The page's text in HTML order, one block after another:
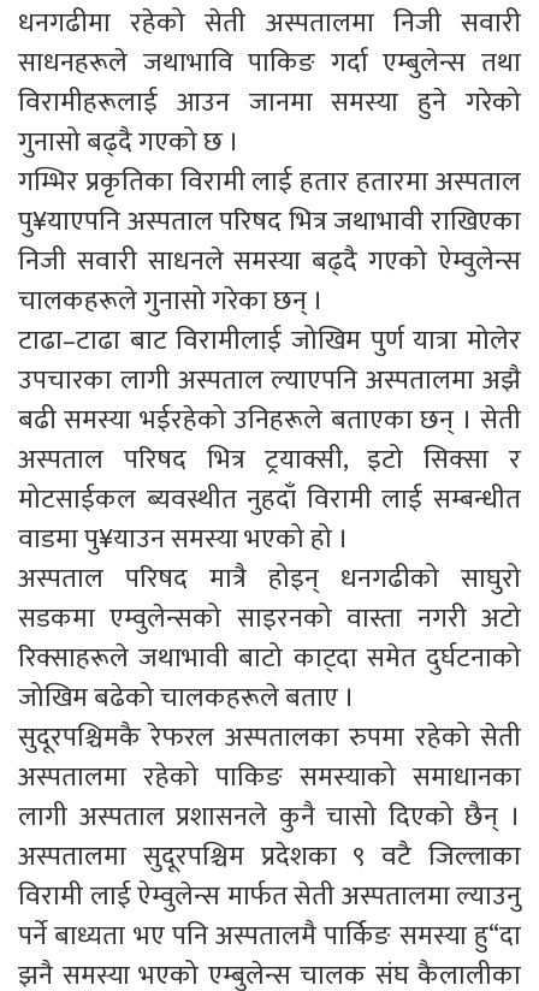
धनगढीमा रहेको सेती अस्पतालमा निजी सवारी
साधनहरूले जथाभावि पाकिङ गर्दा एम्बुलेन्स तथा
विरामीहरूलाई आउन जानमा समस्या हुने गरेको
गुनासो बढ्दै गएको छ ।
गम्भिर प्रकृतिका विरामी लाई हतार हतारमा अस्पताल
पु¥याएपनि अस्पताल परिषद भित्र जथाभावी राखिएका
निजी सवारी साधनले समस्या बढ्दै गएको ऐम्वुलेन्स
चालकहरूले गुनासो गरेका छन् ।
टाढा–टाढा बाट विरामीलाई जोखिम पुर्ण यात्रा मोलेर
उपचारका लागी अस्पताल ल्याएपनि अस्पतालमा अझै
बढी समस्या भईरहेको उनिहरूले बताएका छन् । सेती
अस्पताल परिषद भित्र ट्रयाक्सी, इटो सिक्सा र
मोटसाईकल ब्यवस्थीत नुहदाँ विरामी लाई सम्बन्धीत
वाडमा पु¥याउन समस्या भएको हो ।
अस्पताल परिषद मात्रै होइन् धनगढीको साघुरो
सडकमा एम्वुलेन्सको साइरनको वास्ता नगरी अटो
रिक्साहरूले जथाभावी बाटो काट्दा समेत दुर्घटनाको
जोखिम बढेको चालकहरूले बताए ।
सुदूरपश्चिमकै रेफरल अस्पतालका रुपमा रहेको सेती
अस्पतालमा रहेको पाकिङ समस्याको समाधानका
लागी अस्पताल प्रशासनले कुनै चासो दिएको छैन् ।
अस्पतालमा सुदूरपश्चिम प्रदेशका ९ वटै जिल्लाका
विरामी लाई ऐम्वुलेन्स मार्फत सेती अस्पतालमा ल्याउनु
पर्ने बाध्यता भए पनि अस्पतालमै पार्किङ समस्या हु“दा
झनै समस्या भएको एम्बुलेन्स चालक संघ कैलालीका